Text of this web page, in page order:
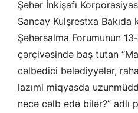
Şəhər İnkişafı
Sancay Kulşrestxa
Şəhərsalma Forumunun
çərçivəsində baş tutan
cəlbedici bələdiyyələr,
lazımi miqyasda
necə cəlb edə bilər?” adlı